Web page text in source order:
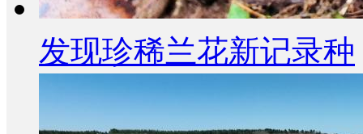
发现珍稀兰花新记录种